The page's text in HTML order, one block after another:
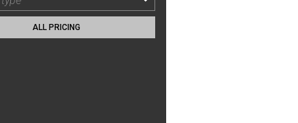
ALL PRICING